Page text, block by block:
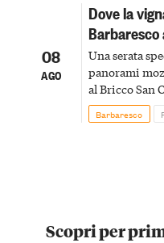
08
AGO
Dove la
Barbaresco
Una serata
panorami
al Bricco San
Barbaresco
Scopri per